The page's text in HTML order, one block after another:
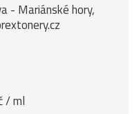
- Mariánské hory,
/ ml